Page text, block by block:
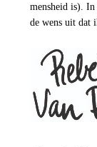
mensheid is).
de wens uit dat